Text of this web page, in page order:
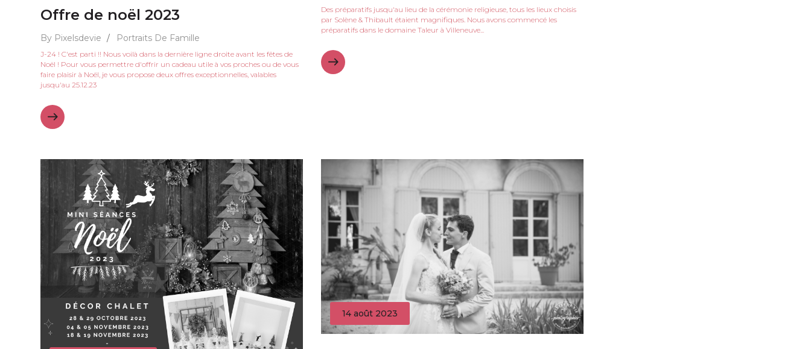
Offre de noël 2023
By Pixelsdevie / Portraits De Famille
J-24 ! C'est parti !! Nous voilà dans la dernière ligne droite avant les fêtes de
Noël ! Pour vous permettre d'offrir un cadeau utile à vos proches ou de vous
faire plaisir à Noël, je vous propose deux offres exceptionnelles, valables
jusqu'au 25.12.23 ​
Des préparatifs jusqu'au lieu de la cérémonie religieuse, tous les lieux choisis
par Solène & Thibault étaient magnifiques. Nous avons commencé les
préparatifs dans le domaine Taleur à Villeneuve...
14 août 2023